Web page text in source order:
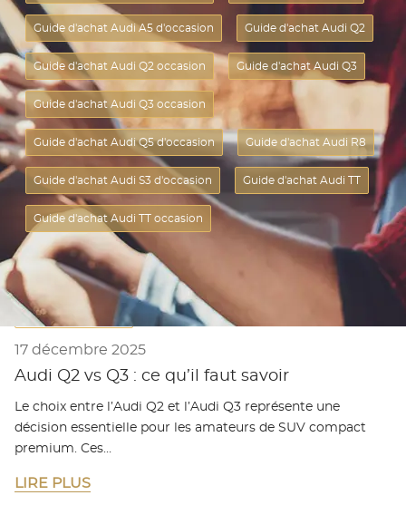
Guide d'achat Audi A5 d'occasion Guide d'achat Audi Q2
Guide d'achat Audi Q2 occasion Guide d'achat Audi Q3
Guide d'achat Audi Q3 occasion
Guide d'achat Audi Q5 d'occasion Guide d'achat Audi R8
Guide d'achat Audi S3 d'occasion Guide d'achat Audi TT
Guide d'achat Audi TT occasion
Guide d'achat Audi
17 décembre 2025
Audi Q2 vs Q3 : ce qu’il faut savoir
Le choix entre l’Audi Q2 et l’Audi Q3 représente une
décision essentielle pour les amateurs de SUV compact
premium. Ces…
LIRE PLUS